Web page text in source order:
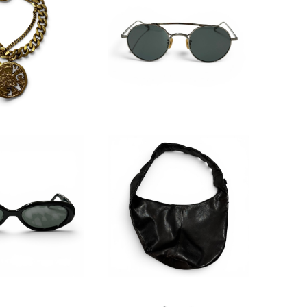
Antique
Bracelet
Groover Spectacles Ey
ewear
¥33,000
x GEN
TYPE MM2
ssstein 26SS Leather S
houlder Bag
¥63,800